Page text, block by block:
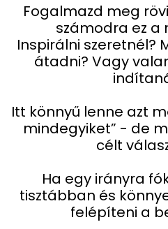
Fogalmazd meg
számodra ez a
Inspirálni szeretnél?
átadni? Vagy
Itt könnyű lenne azt
mindegyiket” - de
célt
Ha egy irányra
tisztábban és
felépíteni a